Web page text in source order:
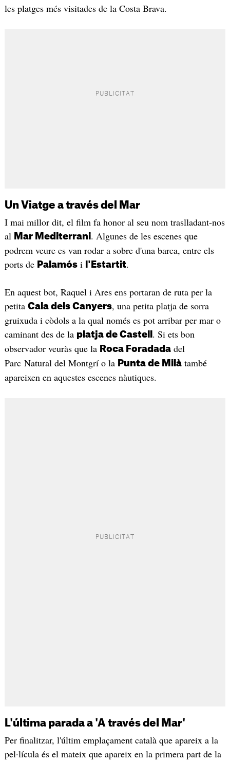
les platges més visitades de la Costa Brava.
Un Viatge a través del Mar
I mai millor dit, el film fa honor al seu nom traslladant-nos
al Mar Mediterrani. Algunes de les escenes que
podrem veure es van rodar a sobre d'una barca, entre els
ports de Palamósi l'Estartit.
En aquest bot, Raquel i Ares ens portaran de ruta per la
petita Cala dels Canyers, una petita platja de sorra
gruixuda i còdols a la qual només es pot arribar per mar o
caminant des de la platja de Castell . Si ets bon
observador veuràs que la Roca Foradadadel
Parc Natural del Montgrí o la Punta de Milàtambé
apareixen en aquestes escenes nàutiques.
L'última parada a 'A través del Mar'
Per finalitzar, l'últim emplaçament català que apareix a la
pel·lícula és el mateix que apareix en la primera part de la